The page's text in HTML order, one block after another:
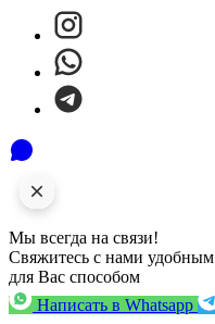
Мы всегда на связи!
Свяжитесь с нами удобным
для Вас способом
Написать в Whatsapp